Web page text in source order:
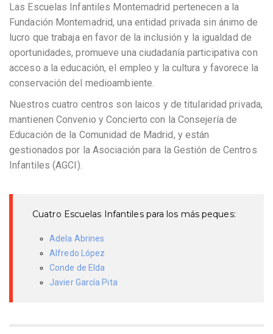
Las Escuelas Infantiles Montemadrid pertenecen a la
Fundación Montemadrid, una entidad privada sin ánimo de
lucro que trabaja en favor de la inclusión y la igualdad de
oportunidades, promueve una ciudadanía participativa con
acceso a la educación, el empleo y la cultura y favorece la
conservación del medioambiente.
Nuestros cuatro centros son laicos y de titularidad privada,
mantienen Convenio y Concierto con la Consejería de
Educación de la Comunidad de Madrid, y están
gestionados por la Asociación para la Gestión de Centros
Infantiles (AGCI).
Cuatro Escuelas Infantiles para los más peques:
Adela Abrines
Alfredo López
Conde de Elda
Javier García Pita